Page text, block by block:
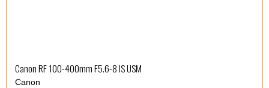
Canon RF 100-400mm F5.6-8 IS USM
Canon